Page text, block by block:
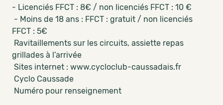
- Licenciés FFCT : 8€ / non licenciés FFCT : 10 €
- Moins de 18 ans : FFCT : gratuit / non licenciés
FFCT : 5€
Ravitaillements sur les circuits, assiette repas
grillades à l’arrivée
Sites internet : www.cycloclub-caussadais.fr
Cyclo Caussade
Numéro pour renseignement